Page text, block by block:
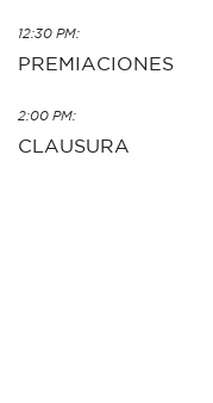
12:30 PM:
PREMIACIONES
2:00 PM:
CLAUSURA